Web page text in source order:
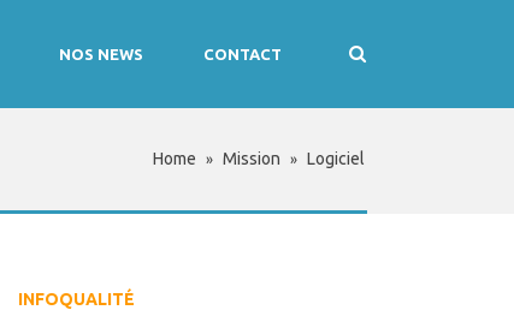
NOS NEWS CONTACT
Home » Mission » Logiciel
INFOQUALITÉ